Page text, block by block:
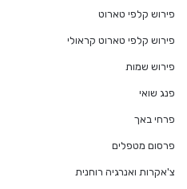
פירוש קלפי טארוט
פירוש קלפי טארוט קראולי
פירוש שמות
פנג שואי
פרחי באך
פרסום מטפלים
צ'אקרות ואנרגיה רוחנית